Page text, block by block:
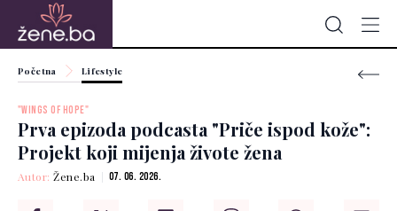
Početna Lifestyle
"WINGS OF HOPE"
Prva epizoda podcasta "Priče ispod kože":
Projekt koji mijenja živote žena
Autor:Žene.ba 07. 06. 2026.